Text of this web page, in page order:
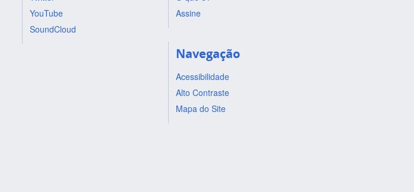
YouTube
SoundCloud
Assine
Navegação
Acessibilidade
Alto Contraste
Mapa do Site